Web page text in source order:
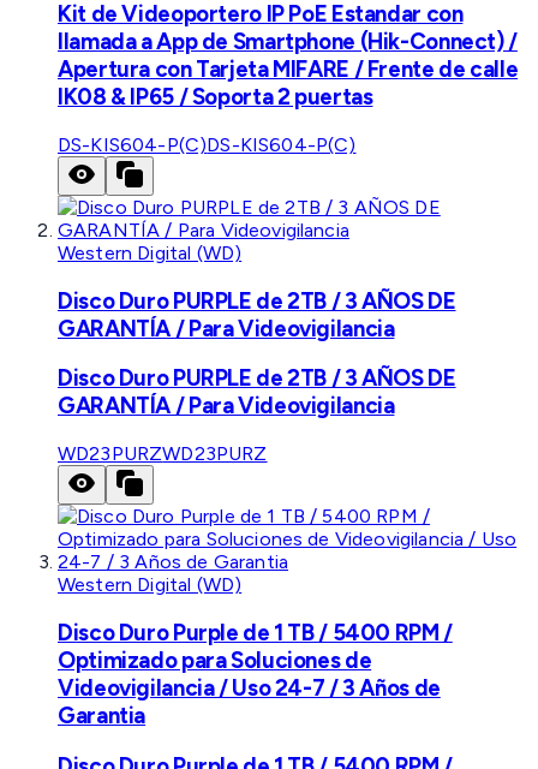
Kit de Videoportero IP PoE Estandar con
llamada a App de Smartphone (Hik-Connect) /
Apertura con Tarjeta MIFARE / Frente de calle
IK08 & IP65 / Soporta 2 puertas
DS-KIS604-P(C)DS-KIS604-P(C)
Western Digital (WD)
Disco Duro PURPLE de 2TB / 3 AÑOS DE
GARANTÍA / Para Videovigilancia
Disco Duro PURPLE de 2TB / 3 AÑOS DE
GARANTÍA / Para Videovigilancia
WD23PURZWD23PURZ
Western Digital (WD)
Disco Duro Purple de 1 TB / 5400 RPM /
Optimizado para Soluciones de
Videovigilancia / Uso 24-7 / 3 Años de
Garantia